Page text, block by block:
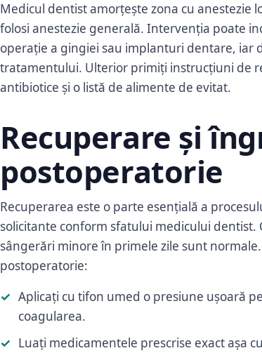
Medicul dentist amorțește zona cu anestezie
folosi anestezie generală. Intervenția poate
operație a gingiei sau implanturi dentare, iar
tratamentului. Ulterior primiți instrucțiuni de
antibiotice și o listă de alimente de evitat.
Recuperare și
postoperatorie
Recuperarea este o parte esențială a
solicitante conform sfatului medicului dentist.
sângerări minore în primele zile sunt
postoperatorie:
Aplicați cu tifon umed o presiune ușoară
coagularea.
Luați medicamentele prescrise exact așa